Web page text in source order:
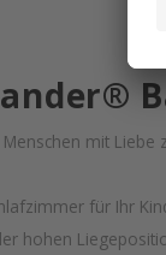
mit
für Ihr
hohen